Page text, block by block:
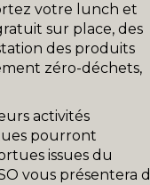
votre lunch et
sur place, des
des produits
zéro-déchets,
activités
pourront
issues du
vous présentera